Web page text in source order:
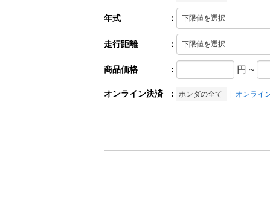
年式 ：
走行距離 ：
商品価格 ： 円 ~
オンライン決済 ： ホンダの全て オンライ